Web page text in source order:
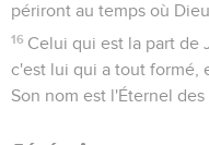
périront au temps où
16 Celui qui est la part de
c'est lui qui a tout formé,
Son nom est l'Éternel des